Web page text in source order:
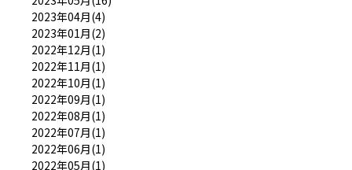
2023年04月(4)
2023年01月(2)
2022年12月(1)
2022年11月(1)
2022年10月(1)
2022年09月(1)
2022年08月(1)
2022年07月(1)
2022年06月(1)
2022年05月(1)